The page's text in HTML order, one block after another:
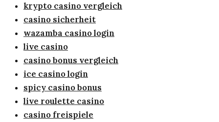
krypto casino vergleich
casino sicherheit
wazamba casino login
live casino
casino bonus vergleich
ice casino login
spicy casino bonus
live roulette casino
casino freispiele